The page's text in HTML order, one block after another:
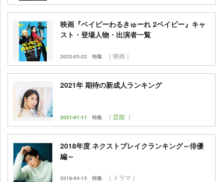
映画『ベイビーわるきゅーれ 2ベイビー』キャ
スト・登場人物・出演者一覧
2023-03-22 特集 ｜映画｜
2021年 期待の新成人ランキング
2021-01-11 特集 ｜芸能 ｜
2018年度 ネクストブレイクランキング～俳優
編～
2018-04-13 特集 ｜ドラマ｜